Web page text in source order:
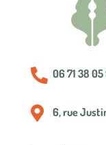
 06 71 38
 6, rue